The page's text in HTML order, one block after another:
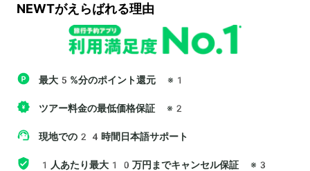
NEWTがえらばれる理由
最大5%分のポイント還元 ※1
ツアー料金の最低価格保証 ※2
現地での24時間日本語サポート
1人あたり最大10万円までキャンセル保証 ※3